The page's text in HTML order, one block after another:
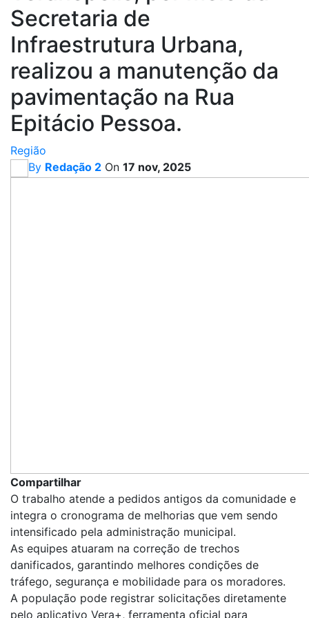
Secretaria de
Infraestrutura Urbana,
realizou a manutenção da
pavimentação na Rua
Epitácio Pessoa.
Região
By Redação 2 On 17 nov, 2025
Compartilhar
O trabalho atende a pedidos antigos da comunidade e
integra o cronograma de melhorias que vem sendo
intensificado pela administração municipal.
As equipes atuaram na correção de trechos
danificados, garantindo melhores condições de
tráfego, segurança e mobilidade para os moradores.
A população pode registrar solicitações diretamente
pelo aplicativo Vera+, ferramenta oficial para